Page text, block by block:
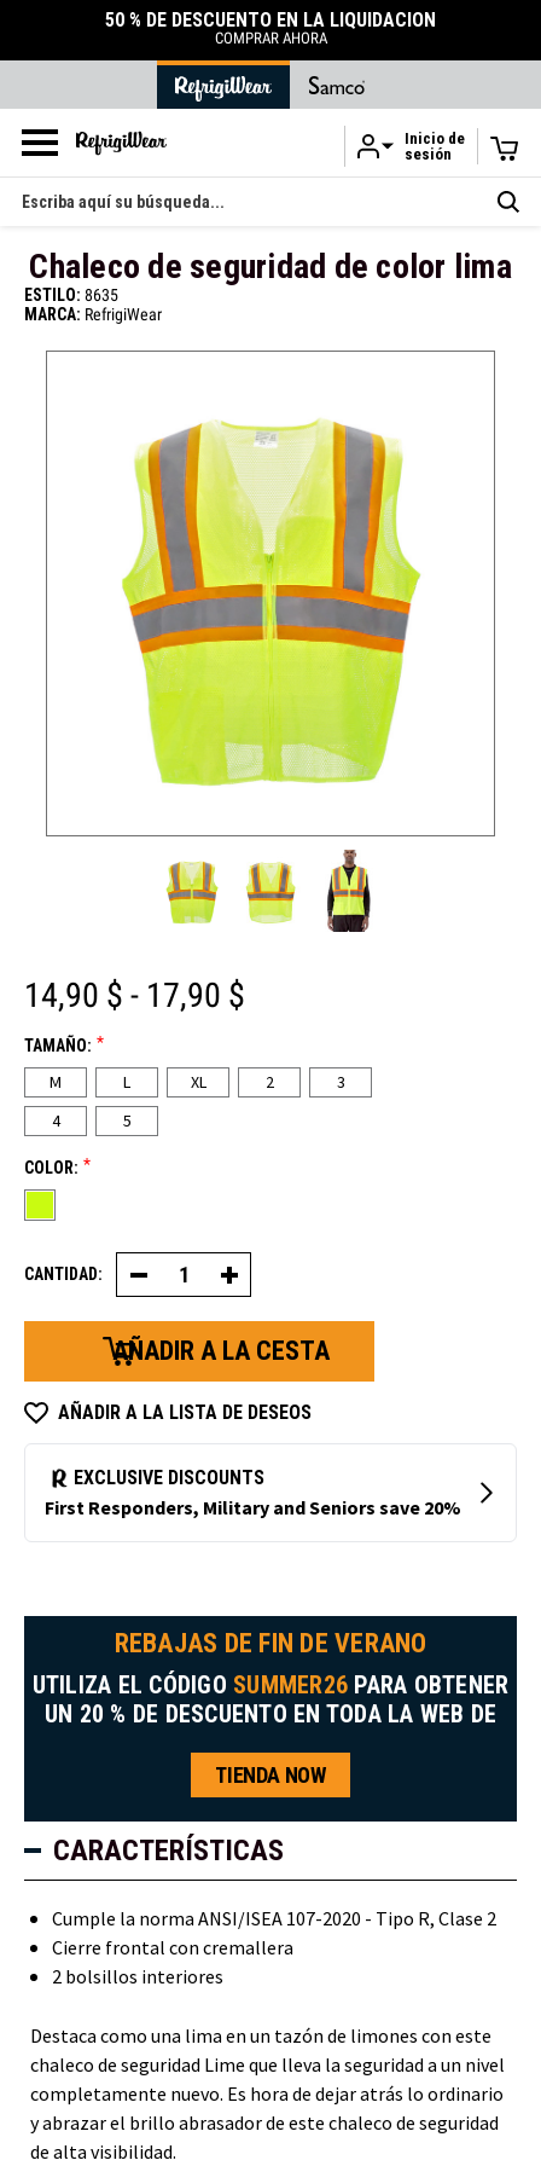
Ir al contenido principal
50 % DE DESCUENTO EN LA LIQUIDACIÓN
COMPRAR AHORA
Inicio de
sesión
Buscar
en
Chaleco de seguridad de color lima
ESTILO: 8635
MARCA: RefrigiWear
14,90 $ - 17,90 $
TAMAÑO: *
M L XL 2
3
4
5
COLOR: *
CANTIDAD: Disminuir
la
cantidad
de
chalecos
seguridad
de
cal
Aumentar
la
cantidad
chalecos
seguridad
de
cal
AÑADIR A LA LISTA DE DESEOS
REBAJAS DE FIN DE VERANO
UTILIZA EL CÓDIGO SUMMER26 PARA OBTENER
UN 20 % DE DESCUENTO EN TODA LA WEB DE
TIENDA NOW
CARACTERÍSTICAS
Cumple la norma ANSI/ISEA 107-2020 - Tipo R, Clase 2
Cierre frontal con cremallera
2 bolsillos interiores
Destaca como una lima en un tazón de limones con este
chaleco de seguridad Lime que lleva la seguridad a un nivel
completamente nuevo. Es hora de dejar atrás lo ordinario
y abrazar el brillo abrasador de este chaleco de seguridad
de alta visibilidad.